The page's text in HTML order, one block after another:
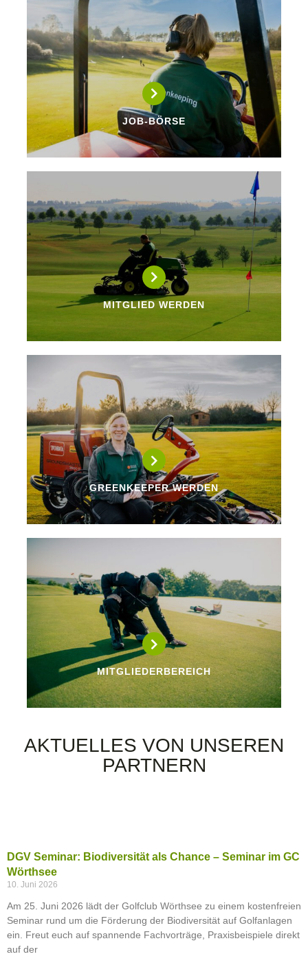
JOB-BÖRSE
MITGLIED WERDEN
GREENKEEPER WERDEN
MITGLIEDERBEREICH
AKTUELLES VON UNSEREN
PARTNERN
DGV Seminar: Biodiversität als Chance – Seminar im GC
Wörthsee
10. Juni 2026
Am 25. Juni 2026 lädt der Golfclub Wörthsee zu einem kostenfreien
Seminar rund um die Förderung der Biodiversität auf Golfanlagen
ein. Freut euch auf spannende Fachvorträge, Praxisbeispiele direkt
auf der